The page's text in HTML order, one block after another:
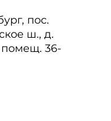
, пос.
ш., д.
помещ. 36-